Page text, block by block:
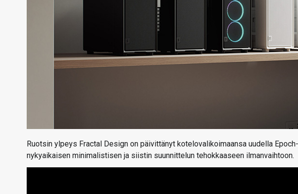
Ruotsin ylpeys Fractal Design on päivittänyt kotelovalikoimaansa uudella
nykyaikaisen minimalistisen ja siistin suunnittelun tehokkaaseen ilmanvaihtoon.